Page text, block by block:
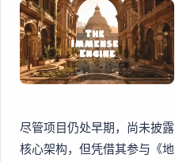
尽管项目仍处早期，尚未披露
核心架构，但凭借其参与《地